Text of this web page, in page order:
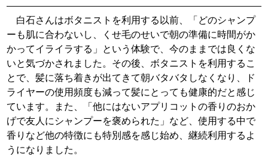
白石さんはボタニストを利用する以前、「どのシャンプ
ーも肌に合わないし、くせ毛のせいで朝の準備に時間がか
かってイライラする」という体験で、今のままでは良くな
いと気づかされました。その後、ボタニストを利用するこ
とで、髪に落ち着きが出てきて朝バタバタしなくなり、ド
ライヤーの使用頻度も減って髪にとっても健康的だと感じ
ています。また、「他にはないアプリコットの香りのおか
げで友人にシャンプーを褒められた」など、使用する中で
香りなど他の特徴にも特別感を感じ始め、継続利用するよ
うになりました。